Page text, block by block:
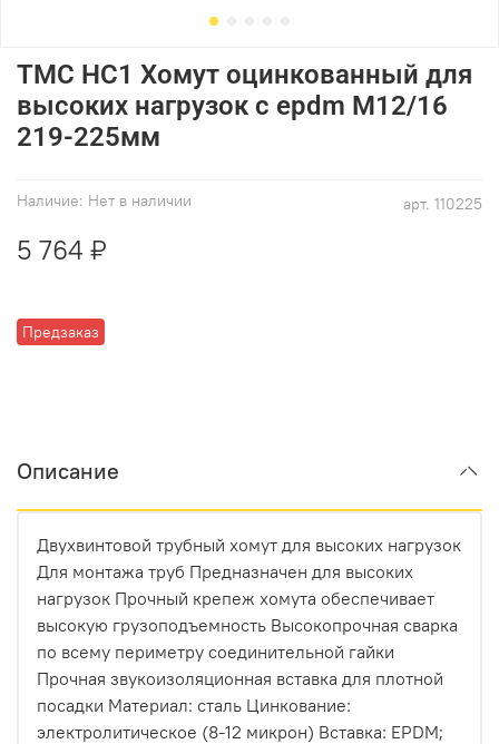
арт. 110225
Наличие: Нет в наличии
Предзаказ
ТМС НС1 Хомут оцинкованный для
высоких нагрузок с epdm M12/16
219-225мм
5 764 ₽
Описание
Двухвинтовой трубный хомут для высоких нагрузок
Для монтажа труб Предназначен для высоких
нагрузок Прочный крепеж хомута обеспечивает
высокую грузоподъемность Высокопрочная сварка
по всему периметру соединительной гайки
Прочная звукоизоляционная вставка для плотной
посадки Материал: сталь Цинкование:
электролитическое (8-12 микрон) Вставка: EPDM;